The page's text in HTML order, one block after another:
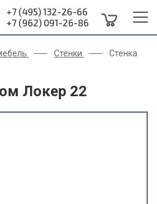
+7 (495) 132-26-66
+7 (962) 091-26-86
Стенки
Стенка
Локер 22